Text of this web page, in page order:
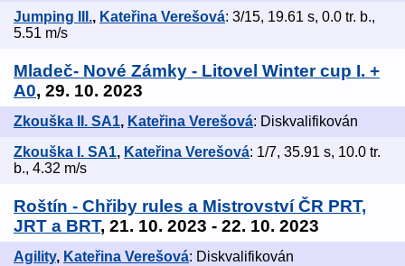
Jumping III., Kateřina Verešová: 3/15, 19.61 s, 0.0 tr. b.,
5.51 m/s
Mladeč- Nové Zámky - Litovel Winter cup I. +
A0, 29. 10. 2023
Zkouška II. SA1, Kateřina Verešová: Diskvalifikován
Zkouška I. SA1, Kateřina Verešová: 1/7, 35.91 s, 10.0 tr.
b., 4.32 m/s
Roštín - Chřiby rules a Mistrovství ČR PRT,
JRT a BRT, 21. 10. 2023 - 22. 10. 2023
Agility, Kateřina Verešová: Diskvalifikován